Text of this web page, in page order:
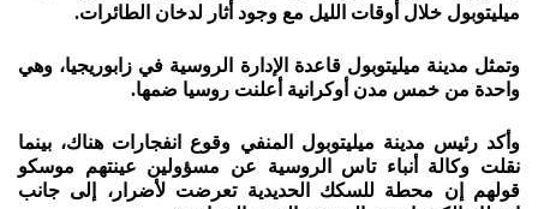
ميليتوبول خلال أوقات الليل مع وجود أثار لدخان الطائرات.
وتمثل مدينة ميليتوبول قاعدة الإدارة الروسية في زابوريجيا، وهي
واحدة من خمس مدن أوكرانية أعلنت روسيا ضمها.
وأكد رئيس مدينة ميليتوبول المنفي وقوع انفجارات هناك، بينما
نقلت وكالة أنباء تاس الروسية عن مسؤولين عينتهم موسكو
قولهم إن محطة للسكك الحديدية تعرضت لأضرار، إلى جانب